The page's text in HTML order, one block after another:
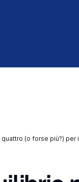
(o forse più?)